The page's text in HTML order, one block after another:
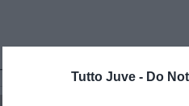
Tutto Juve - Do